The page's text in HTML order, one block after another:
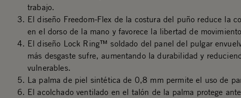
trabajo.
El diseño Freedom-Flex de la costura del puño reduce la
en el dorso de la mano y favorece la libertad de
El diseño Lock Ring™ soldado del panel del pulgar
más desgaste sufre, aumentando la durabilidad y
vulnerables.
La palma de piel sintética de 0,8 mm permite el uso de
El acolchado ventilado en el talón de la palma protege